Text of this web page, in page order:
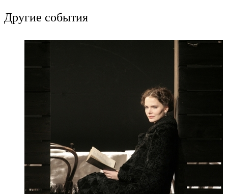
Другие события